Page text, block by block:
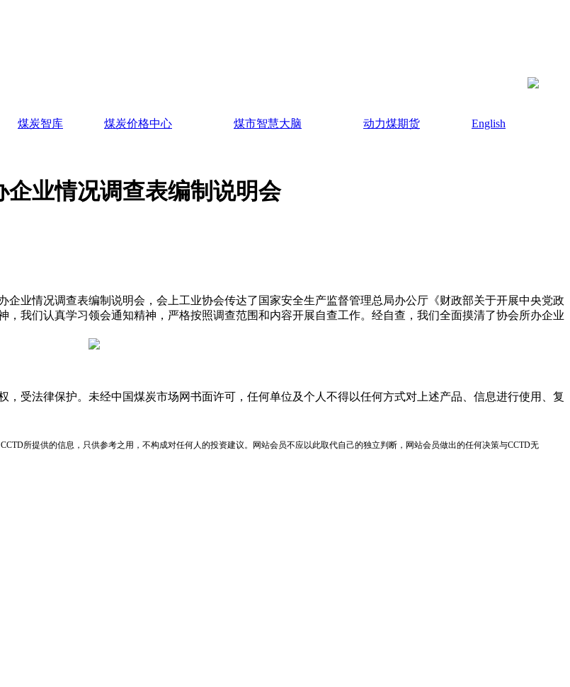
煤炭智库 煤炭价格中心 煤市智慧大脑 动力煤期货
English
业情况调查表编制说明会
业情况调查表编制说明会，会上工业协会传达了国家安全生产监督管理总局办公厅《财政部关于开展中央党政
我们认真学习领会通知精神，严格按照调查范围和内容开展自查工作。经自查，我们全面摸清了协会所办企业
受法律保护。未经中国煤炭市场网书面许可，任何单位及个人不得以任何方式对上述产品、信息进行使用、复
所提供的信息，只供参考之用，不构成对任何人的投资建议。网站会员不应以此取代自己的独立判断，网站会员做出的任何决策与CCTD无